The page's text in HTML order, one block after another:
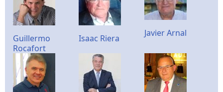
Guillermo
Rocafort
Isaac Riera Javier Arnal